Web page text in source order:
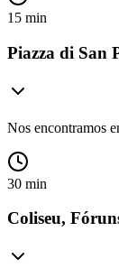
15 min
Piazza di San
Nos encontramos
30 min
Coliseu,